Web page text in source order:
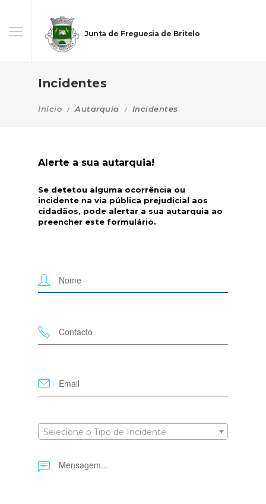
Junta de Freguesia de Britelo
Incidentes
Início Autarquia Incidentes
Alerte a sua autarquia!
Se detetou alguma ocorrência ou
incidente na via pública prejudicial aos
cidadãos, pode alertar a sua autarquia ao
preencher este formulário.
Selecione o Tipo de Incidente